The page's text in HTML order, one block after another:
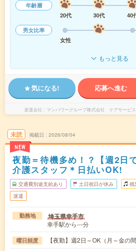
年齢層
20代
30代 40
男女比率
女性
もっと見る
気になる! 応募へ進む
派遣会社 マンパワーグループ株式会社 ケアサービ
未読
NEW
掲載日 2026/08/04
夜勤＝待機多め！？【週2日
介護スタッフ＊日払いOK!
交通費別途支給あり 土日祝日が休み 残
派遣
勤務地 埼玉県幸手市
幸手駅から---分
曜日頻度 【夜勤】週2日～OK（月～金の間